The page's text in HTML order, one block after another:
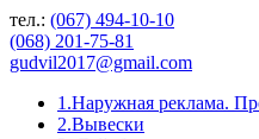
тел.: (067) 494-10-10
(068) 201-75-81
gudvil2017@gmail.com
1.Наружная реклама.
2.Вывески